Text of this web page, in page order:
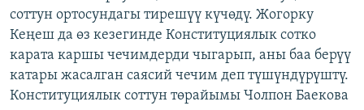
соттун ортосундагы тирешүү күчөдү. Жогорку
Кеңеш да өз кезегинде Конституциялык сотко
карата каршы чечимдерди чыгарып, аны баа берүү
катары жасалган саясий чечим деп түшүндүрүштү.
Конституциялык соттун төрайымы Чолпон Баекова